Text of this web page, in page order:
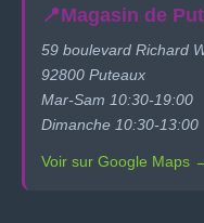
📍Magasin de
59 boulevard Richard
92800 Puteaux
Mar-Sam 10:30-19:00
Dimanche 10:30-13:00
Voir sur Google Maps